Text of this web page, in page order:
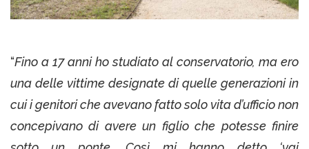
“Fino a 17 anni ho studiato al conservatorio, ma ero
una delle vittime designate di quelle generazioni in
cui i genitori che avevano fatto solo vita d’ufficio non
concepivano di avere un figlio che potesse finire